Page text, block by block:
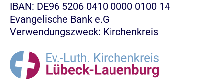
IBAN: DE96 5206 0410 0000 0100 14
Evangelische Bank e.G
Verwendungszweck: Kirchenkreis